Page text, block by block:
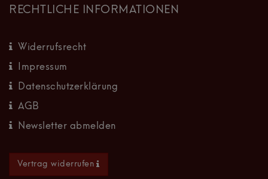
RECHTLICHE INFORMATIONEN
Widerrufsrecht
Impressum
Datenschutzerklärung
AGB
Newsletter abmelden
Vertrag widerrufen